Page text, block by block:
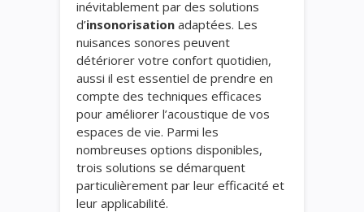
inévitablement par des solutions
d’insonorisation adaptées. Les
nuisances sonores peuvent
détériorer votre confort quotidien,
aussi il est essentiel de prendre en
compte des techniques efficaces
pour améliorer l’acoustique de vos
espaces de vie. Parmi les
nombreuses options disponibles,
trois solutions se démarquent
particulièrement par leur efficacité et
leur applicabilité.